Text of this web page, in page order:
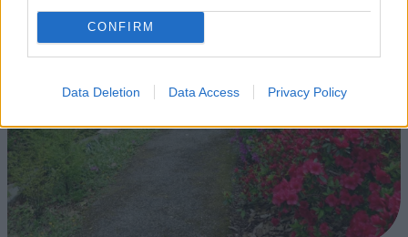
CONFIRM
Data Deletion Data Access Privacy Policy